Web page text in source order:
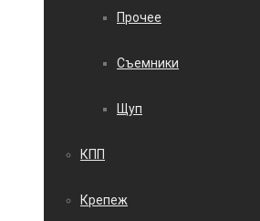
Прочее
Съемники
Щуп
КПП
Крепеж